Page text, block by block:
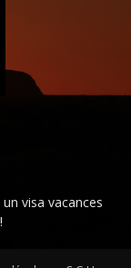
visa vacances